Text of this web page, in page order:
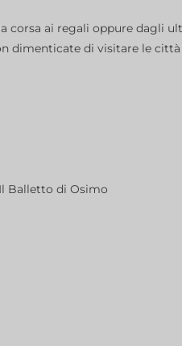
corsa ai regali oppure dagli
dimenticate di visitare le città
Balletto di Osimo